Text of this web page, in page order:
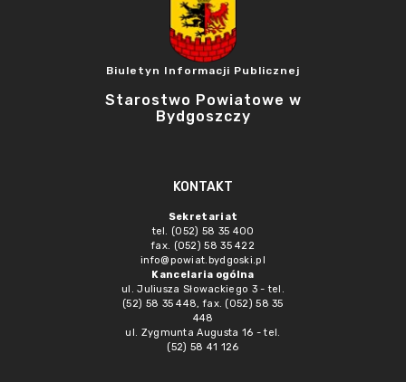
Biuletyn Informacji Publicznej
Starostwo Powiatowe w
Bydgoszczy
KONTAKT
Sekretariat
tel. (052) 58 35 400
fax. (052) 58 35 422
info@powiat.bydgoski.pl
Kancelaria ogólna
ul. Juliusza Słowackiego 3 - tel.
(52) 58 35 448, fax. (052) 58 35
448
ul. Zygmunta Augusta 16 - tel.
(52) 58 41 126